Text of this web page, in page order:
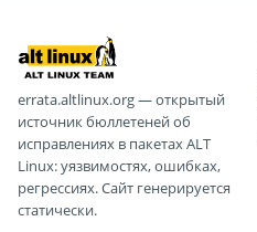
errata.altlinux.org — открытый
источник бюллетеней об
исправлениях в пакетах ALT
Linux: уязвимостях, ошибках,
регрессиях. Сайт генерируется
статически.